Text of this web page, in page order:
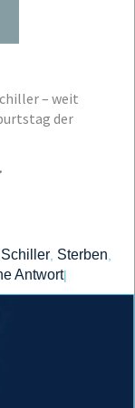
– weit
der
Schiller Sterben
Antwort|